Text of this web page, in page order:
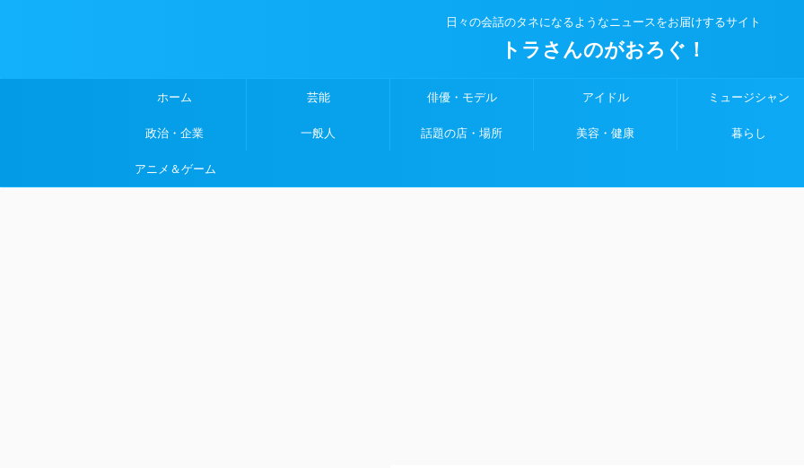
日々の会話のタネになるようなニュースをお届けするサイト
トラさんのがおろぐ！
ホーム 芸能 俳優・モデル アイドル ミュージシャン
政治・企業 一般人 話題の店・場所 美容・健康 暮らし
アニメ＆ゲーム